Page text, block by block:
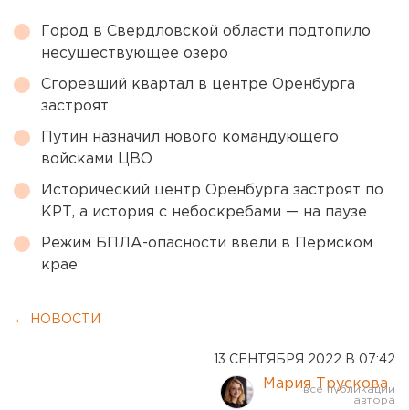
Город в Свердловской области подтопило
несуществующее озеро
Сгоревший квартал в центре Оренбурга
застроят
Путин назначил нового командующего
войсками ЦВО
Исторический центр Оренбурга застроят по
КРТ, а история с небоскребами — на паузе
Режим БПЛА-опасности ввели в Пермском
крае
← НОВОСТИ
13 СЕНТЯБРЯ 2022 В 07:42
Мария Трускова